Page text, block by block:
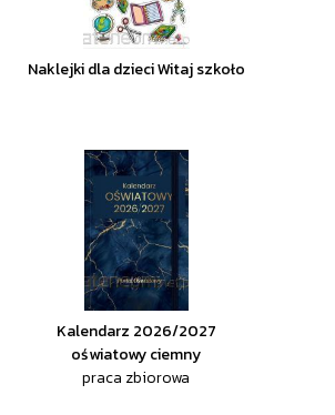
Naklejki dla dzieci Witaj szkoło
Kalendarz 2026/2027
oświatowy ciemny
praca zbiorowa